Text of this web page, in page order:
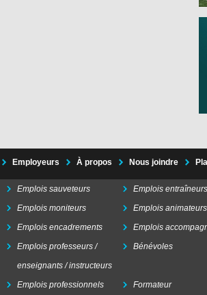
Employeurs À propos Nous joindre
Emplois sauveteurs Emplois entraîneurs
Emplois moniteurs
Emplois animateurs
Emplois encadrements
Emplois
Emplois professeurs /
enseignants / instructeurs
Bénévoles
Emplois professionnels
Formateur